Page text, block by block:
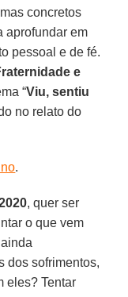
concretos
aprofundar em
pessoal e de fé.
e
“Viu, sentiu
no relato do
.
, quer ser
o que vem
dos sofrimentos,
eles? Tentar